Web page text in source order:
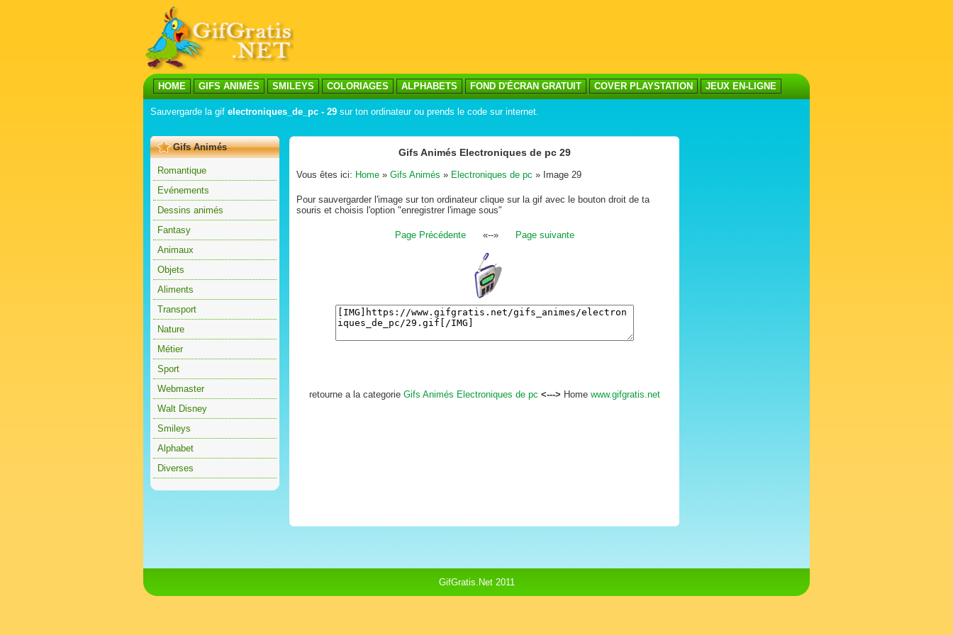
HOME GIFS ANIMÉS SMILEYS COLORIAGES ALPHABETS FOND D'ÉCRAN GRATUIT COVER PLAYSTATION JEUX EN-LIGNE
Sauvergarde la gif electroniques_de_pc - 29 sur ton ordinateur ou prends le code sur internet.
Gifs Animés
Romantique
Evénements
Dessins animés
Fantasy
Animaux
Objets
Aliments
Transport
Nature
Métier
Sport
Webmaster
Walt Disney
Smileys
Alphabet
Diverses
Gifs Animés Electroniques de pc 29
Vous êtes ici: Home » Gifs Animés » Electroniques de pc » Image 29
Pour sauvergarder l'image sur ton ordinateur clique sur la gif avec le bouton droit de ta
souris et choisis l'option "enregistrer l'image sous"
Page Précédente«--» Page suivante
retourne a la categorie Gifs Animés Electroniques de pc <---> Home www.gifgratis.net
GifGratis.Net 2011